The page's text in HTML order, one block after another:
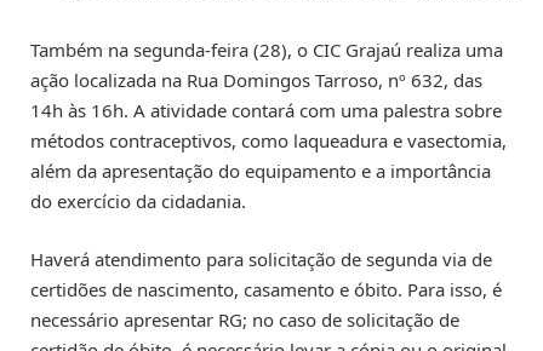
Também na segunda-feira (28), o CIC Grajaú realiza uma
ação localizada na Rua Domingos Tarroso, nº 632, das
14h às 16h. A atividade contará com uma palestra sobre
métodos contraceptivos, como laqueadura e vasectomia,
além da apresentação do equipamento e a importância
do exercício da cidadania.
Haverá atendimento para solicitação de segunda via de
certidões de nascimento, casamento e óbito. Para isso, é
necessário apresentar RG; no caso de solicitação de